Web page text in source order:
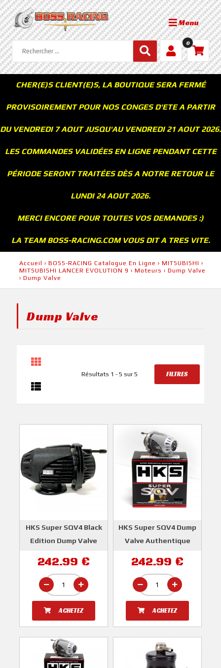
Menu
0
CHER(E)S CLIENT(E)S, LA BOUTIQUE SERA FERMÉ
PROVISOIREMENT POUR NOS CONGES D'ETE A PARTIR
DU VENDREDI 7 AOUT JUSQU'AU VENDREDI 21 AOUT 2026.
LES COMMANDES VALIDÉES EN LIGNE PENDANT CETTE
PÉRIODE SERONT TRAITÉES DÈS A NOTRE RETOUR LE
LUNDI 24 AOUT 2026.
MERCI ENCORE POUR TOUTES VOS DEMANDES :)
LA TEAM BOSS-RACING.COM VOUS DIT A TRES VITE.
Accueil › BOSS-RACING Catalogue En Ligne › MITSUBISHI ›
MITSUBISHI LANCER EVOLUTION 9 › Moteurs › Dump Valve
› Dump Valve
Dump Valve
Résultats 1 - 5 sur 5 FILTRES
HKS Super SQV4 Black
Edition Dump Valve
HKS
242.99 €
ACHETEZ
HKS Super SQV4 Dump
Valve Authentique
HKS
242.99 €
ACHETEZ